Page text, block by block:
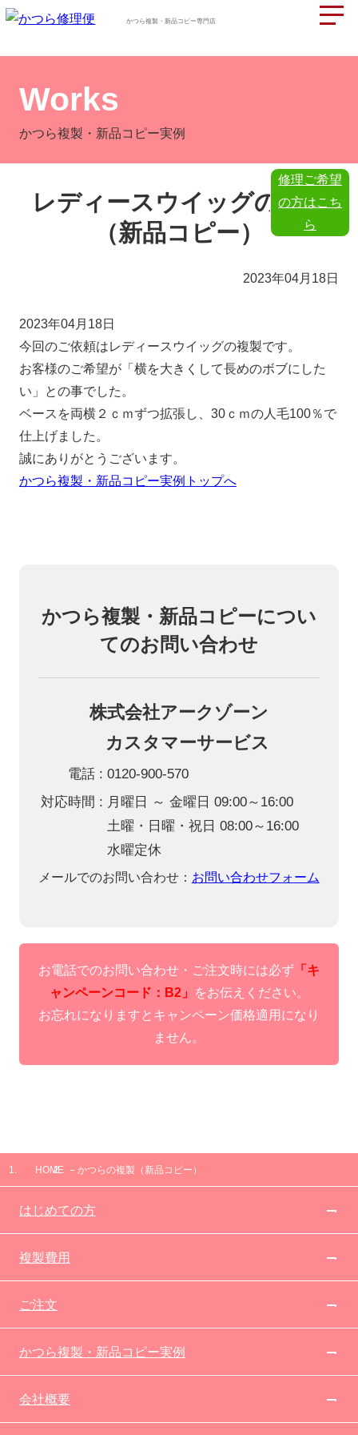
かつら複製・新品コピー専門店
修理ご希望
の方はこち
ら
Works
かつら複製・新品コピー実例
レディースウイッグの複製
（新品コピー）
2023年04月18日
2023年04月18日
今回のご依頼はレディースウイッグの複製です。
お客様のご希望が「横を大きくして長めのボブにした
い」との事でした。
ベースを両横２ｃｍずつ拡張し、30ｃｍの人毛100％で
仕上げました。
誠にありがとうございます。
かつら複製・新品コピー実例トップへ
かつら複製・新品コピーについ
てのお問い合わせ
株式会社アークゾーン
カスタマーサービス
電話
0120-900-570
対応時間
月曜日 ～ 金曜日 09:00～16:00
土曜・日曜・祝日 08:00～16:00
水曜定休
メールでのお問い合わせ： お問い合わせフォーム
お電話でのお問い合わせ・ご注文時には必ず 「キ
ャンペーンコード：B2」
をお伝えください。
お忘れになりますとキャンペーン価格適用になり
ません。
HOME かつらの複製（新品コピー）
はじめての方
複製費用
ご注文
かつら複製・新品コピー実例
会社概要